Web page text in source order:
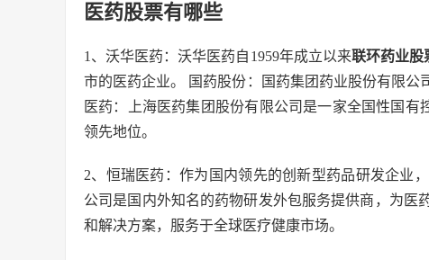
医药股票有哪些
1、沃华医药：沃华医药自1959年成立以来联环药业股
市的医药企业。 国药股份：国药集团药业股份有限公
医药：上海医药集团股份有限公司是一家全国性国
领先地位。
2、恒瑞医药：作为国内领先的创新型药品研发企业
公司是国内外知名的药物研发外包服务提供商，为医
和解决方案，服务于全球医疗健康市场。